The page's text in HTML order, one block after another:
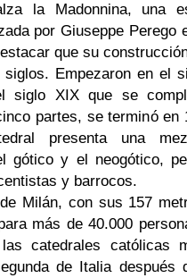
la Madonnina, una
por Giuseppe Perego
que su
Empezaron en el
siglo XIX que se
partes, se terminó en
presenta una
gótico y el neogótico,
y barrocos.
Milán, con sus 157
más de 40.000
catedrales católicas
de Italia después